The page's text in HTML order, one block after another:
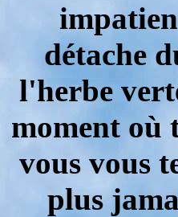
détache
l'herbe
moment où
vous vous
plus